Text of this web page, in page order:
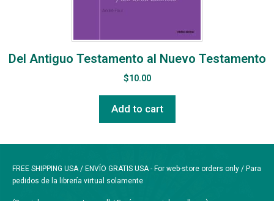
Del Antiguo Testamento al Nuevo Testamento
$10.00
Add to cart
FREE SHIPPING USA / ENVÍO GRATIS USA - For web-store orders only / Para
pedidos de la librería virtual solamente